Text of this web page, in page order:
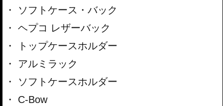
ソフトケース・バック
ヘプコ レザーバック
トップケースホルダー
アルミラック
ソフトケースホルダー
C-Bow